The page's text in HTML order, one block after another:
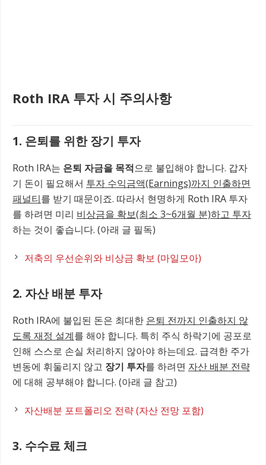
Roth IRA 투자 시 주의사항
1. 은퇴를 위한 장기 투자
Roth IRA는 은퇴 자금을 목적으로 불입해야 합니다. 갑자
기 돈이 필요해서 투자 수익금액(Earnings)까지 인출하면
패널티를 받기 때문이죠. 따라서 현명하게 Roth IRA 투자
를 하려면 미리 비상금을 확보(최소 3~6개월 분)하고 투자
하는 것이 좋습니다. (아래 글 필독)
저축의 우선순위와 비상금 확보 (마일모아)
2. 자산 배분 투자
Roth IRA에 불입된 돈은 최대한 은퇴 전까지 인출하지 않
도록 재정 설계를 해야 합니다. 특히 주식 하락기에 공포로
인해 스스로 손실 처리하지 않아야 하는데요. 급격한 주가
변동에 휘둘리지 않고 장기 투자를 하려면 자산 배분 전략
에 대해 공부해야 합니다. (아래 글 참고)
자산배분 포트폴리오 전략 (자산 전망 포함)
3. 수수료 체크